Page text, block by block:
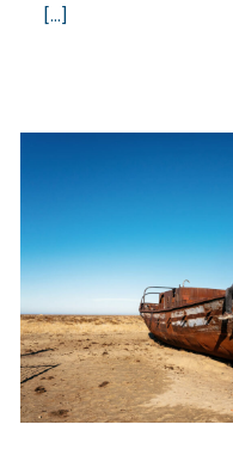
[…]